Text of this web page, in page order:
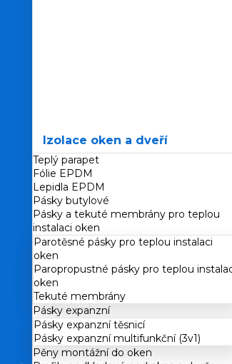
Izolace oken a dveří
Teplý parapet
Fólie EPDM
Lepidla EPDM
Pásky butylové
Pásky a tekuté membrány pro teplou
instalaci oken
Parotěsné pásky pro teplou instalaci
oken
Paropropustné pásky pro teplou
oken
Tekuté membrány
Pásky expanzní
Pásky expanzní těsnicí
Pásky expanzní multifunkční (3v1)
Pěny montážní do oken